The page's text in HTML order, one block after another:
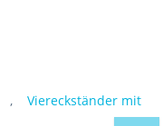
,
Viereckständer mit